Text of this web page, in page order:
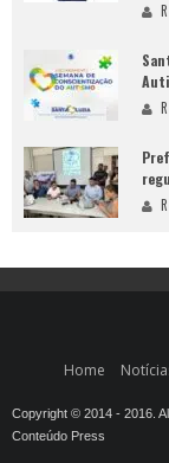
Home
Copyright © 2014 - 2016.
Conteúdo Press